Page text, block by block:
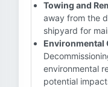
Towing and
away from the
shipyard for
Environmental
environmental
potential